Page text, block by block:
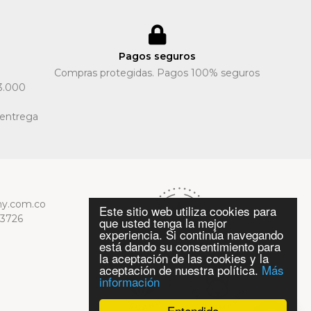
Este sitio web utiliza cookies para
que usted tenga la mejor
experiencia. Si continúa navegando
está dando su consentimiento para
la aceptación de las cookies y la
aceptación de nuestra política. Más
información
Pagos seguros
Compras protegidas. Pagos 100% seguros